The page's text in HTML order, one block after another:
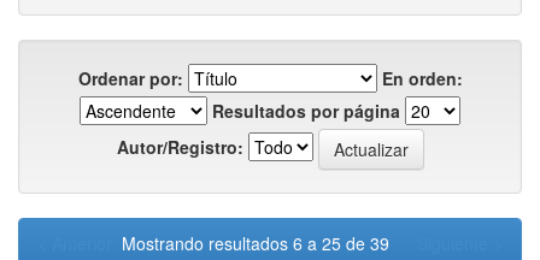
Ordenar por:
En orden:
Resultados por página
Autor/Registro:
Mostrando resultados 6 a 25 de 39